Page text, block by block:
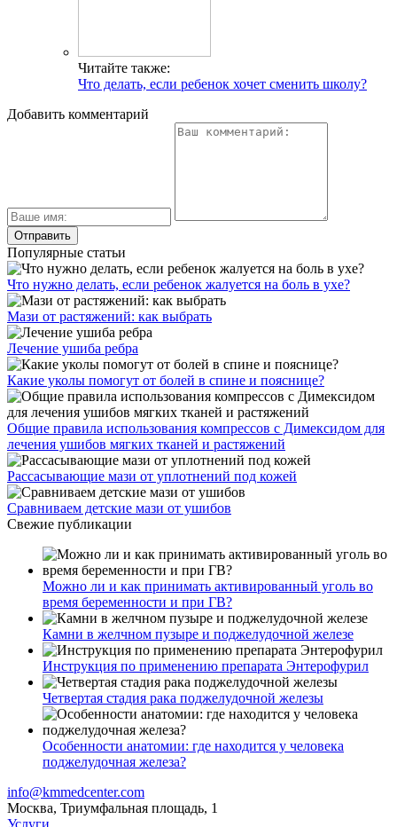
Читайте также:
Что делать, если ребенок хочет сменить школу?
Добавить комментарий
Популярные статьи
Что нужно делать, если ребенок жалуется на боль в ухе?
Мази от растяжений: как выбрать
Лечение ушиба ребра
Какие уколы помогут от болей в спине и пояснице?
Общие правила использования компрессов с Димексидом для
лечения ушибов мягких тканей и растяжений
Рассасывающие мази от уплотнений под кожей
Сравниваем детские мази от ушибов
Свежие публикации
Можно ли и как принимать активированный уголь во
время беременности и при ГВ?
Камни в желчном пузыре и поджелудочной железе
Инструкция по применению препарата Энтерофурил
Четвертая стадия рака поджелудочной железы
Особенности анатомии: где находится у человека
поджелудочная железа?
info@kmmedcenter.com
Москва, Триумфальная площадь, 1
Услуги